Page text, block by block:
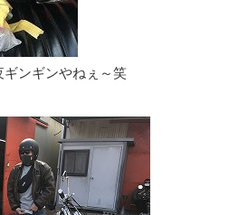
ギンギンやねぇ～笑